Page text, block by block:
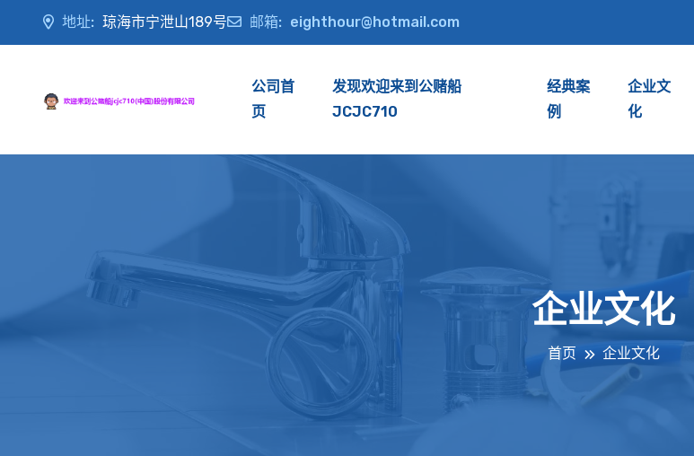
地址: 琼海市宁泄山189号 邮箱: eighthour@hotmail.com
公司首
页
发现欢迎来到公赌船
JCJC710
经典案
例
企业文
化
企业文化
首页 企业文化